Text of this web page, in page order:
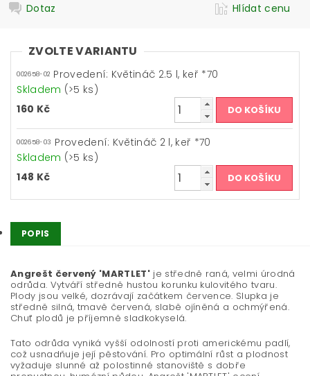
Dotaz
Hlídat cenu
ZVOLTE VARIANTU
002658-02 Provedení: Květináč 2.5 l, keř *70
Skladem (>5 ks)
160 Kč
002658-03 Provedení: Květináč 2 l, keř *70
Skladem (>5 ks)
148 Kč
POPIS
Angrešt červený 'MARTLET' je středně raná, velmi úrodná
odrůda. Vytváří středně hustou korunku kulovitého tvaru.
Plody jsou velké, dozrávají začátkem července. Slupka je
středně silná, tmavě červená, slabě ojíněná a ochmýřená.
Chuť plodů je příjemně sladkokyselá.
Tato odrůda vyniká vyšší odolností proti americkému padlí,
což usnadňuje její pěstování. Pro optimální růst a plodnost
vyžaduje slunné až polostinné stanoviště s dobře